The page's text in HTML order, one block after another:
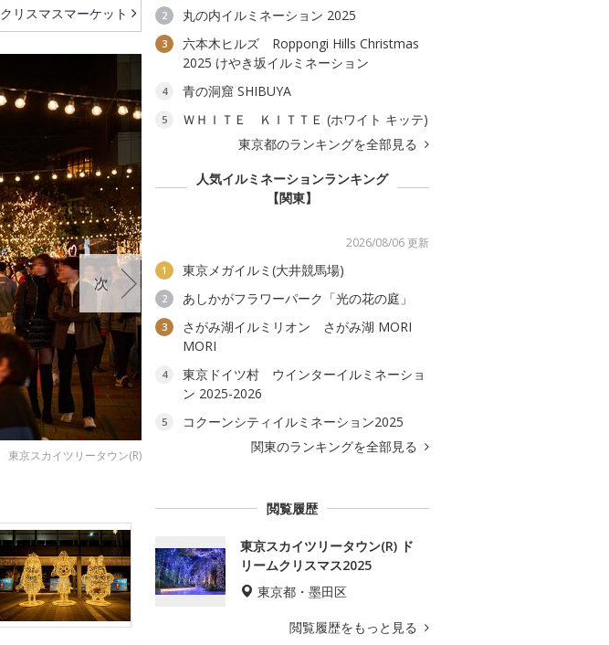
クリスマスマーケット
東京スカイツリータウン(R)
次
2 丸の内イルミネーション 2025
3
六本木ヒルズ Roppongi Hills Christmas
2025 けやき坂イルミネーション
4 青の洞窟 SHIBUYA
5
ＷＨＩＴＥ ＫＩＴＴＥ (ホワイト キッテ)
東京都のランキングを全部見る
人気イルミネーションランキング
【関東】
2026/08/06 更新
1 東京メガイルミ(大井競馬場)
2 あしかがフラワーパーク「光の花の庭」
3
さがみ湖イルミリオン さがみ湖 MORI
MORI
4
東京ドイツ村 ウインターイルミネーショ
ン 2025-2026
5
コクーンシティイルミネーション2025
関東のランキングを全部見る
閲覧履歴
東京スカイツリータウン(R) ド
リームクリスマス2025
東京都・墨田区
閲覧履歴をもっと見る